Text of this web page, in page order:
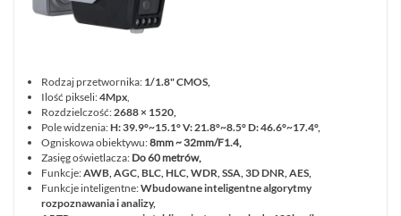
Rodzaj przetwornika: 1/1.8" CMOS,
Ilość pikseli:4Mpx,
Rozdzielczość:2688 × 1520,
Pole widzenia:H: 39.9°~15.1° V: 21.8°~8.5° D: 46.6°~17.4°,
Ogniskowa obiektywu:8mm ~ 32mm/F1.4,
Zasięg oświetlacza: Do 60 metrów,
Funkcje:AWB, AGC, BLC, HLC, WDR, SSA, 3D DNR, AES,
Funkcje inteligentne:Wbudowane inteligentne algorytmy
rozpoznawania i analizy,